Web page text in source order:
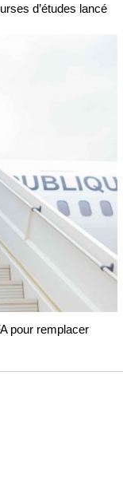
d’études lancé
pour remplacer